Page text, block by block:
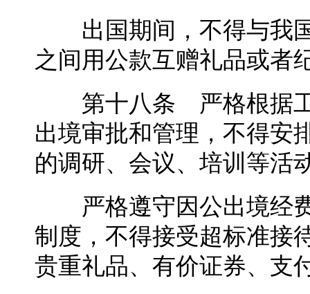
出国期间，不得与我国
之间用公款互赠礼品或者
第十八条 严格根据工
出境审批和管理，不得安
的调研、会议、培训等活
严格遵守因公出境经费
制度，不得接受超标准接
贵重礼品、有价证券、支